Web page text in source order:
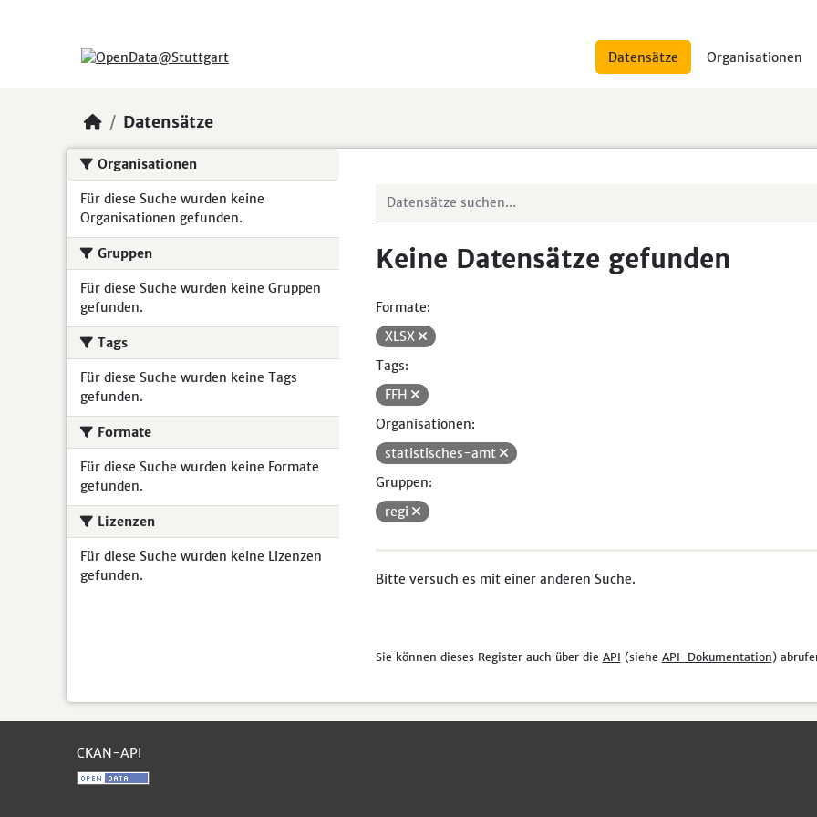
Datensätze Organisationen
Datensätze
Organisationen
Für diese Suche wurden keine
Organisationen gefunden.
Gruppen
Für diese Suche wurden keine Gruppen
gefunden.
Tags
Für diese Suche wurden keine Tags
gefunden.
Formate
Für diese Suche wurden keine Formate
gefunden.
Lizenzen
Für diese Suche wurden keine Lizenzen
gefunden.
Keine Datensätze gefunden
Formate:
XLSX
Tags:
FFH
Organisationen:
statistisches-amt
Gruppen:
regi
Bitte versuch es mit einer anderen Suche.
Sie können dieses Register auch über die API (siehe API-Dokumentation)
CKAN-API